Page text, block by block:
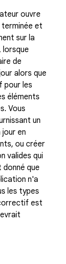
ouvre
terminée et
sur la
lorsque
de
alors que
pour les
éléments
Vous
un
en
ou créer
valides qui
que
n'a
les types
est